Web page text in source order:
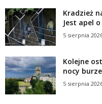
Kradzież
Jest apel
5 sierpnia
Kolejne
nocy burze
5 sierpnia